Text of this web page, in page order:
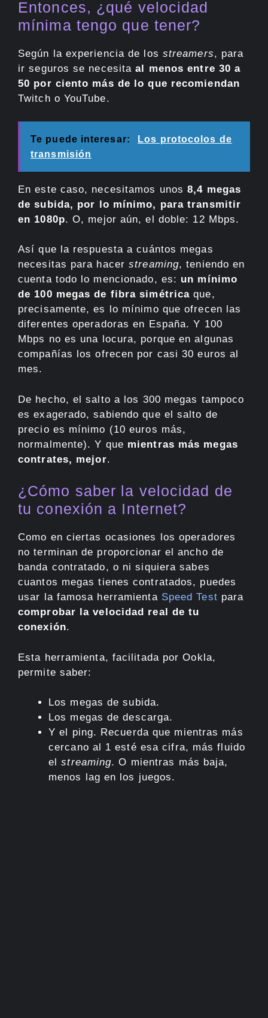
Entonces, ¿qué velocidad
mínima tengo que tener?
Según la experiencia de los streamers, para
ir seguros se necesitaal menos entre 30 a
50 por ciento más de lo que recomiendan
Twitch o YouTube.
Te puede interesar:
Los protocolos de
transmisión
En este caso, necesitamos unos 8,4 megas
de subida, por lo mínimo, para transmitir
en 1080p. O, mejor aún, el doble: 12 Mbps.
Así que la respuesta a cuántos megas
necesitas para hacerstreaming, teniendo en
cuenta todo lo mencionado, es: un mínimo
de 100 megas de fibra simétrica que,
precisamente, es lo mínimo que ofrecen las
diferentes operadoras en España. Y 100
Mbps no es una locura, porque en algunas
compañías los ofrecen por casi 30 euros al
mes.
De hecho, el salto a los 300 megas tampoco
es exagerado, sabiendo que el salto de
precio es mínimo (10 euros más,
normalmente). Y que mientras más megas
contrates, mejor.
¿Cómo saber la velocidad de
tu conexión a Internet?
Como en ciertas ocasiones los operadores
no terminan de proporcionar el ancho de
banda contratado, o ni siquiera sabes
cuantos megas tienes contratados, puedes
usar la famosa herramienta Speed Test para
comprobar la velocidad real de tu
conexión.
Esta herramienta, facilitada por Ookla,
permite saber:
Los megas de subida.
Los megas de descarga.
Y el ping. Recuerda que mientras más
cercano al 1 esté esa cifra, más fluido
elstreaming. O mientras más baja,
menos lag en los juegos.